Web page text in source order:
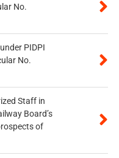
No.
PIDPI
No.
Staff in
Board’s
of